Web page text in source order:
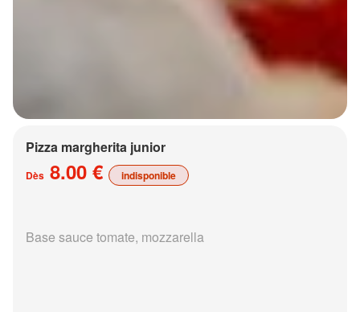
Pizza margherita junior
Dès 8.00 € indisponible
Base sauce tomate, mozzarella